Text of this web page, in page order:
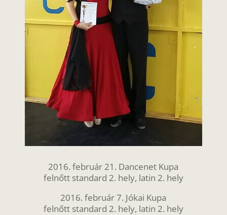
2016. február 21. Dancenet Kupa
felnőtt standard 2. hely, latin 2. hely
2016. február 7. Jókai Kupa
felnőtt standard 2. hely, latin 2. hely